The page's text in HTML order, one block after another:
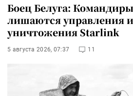
Боец Белуга:
лишаются управления
уничтожения Starlink
5 августа 2026, 07:37 11